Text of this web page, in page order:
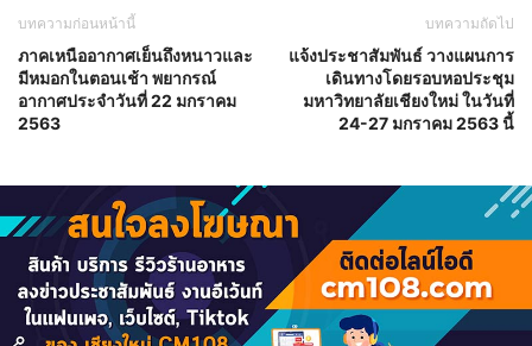
บทความก่อนหน้านี้
ภาคเหนืออากาศเย็นถึงหนาวและ
มีหมอกในตอนเช้า พยากรณ์
อากาศประจำวันที่ 22 มกราคม
2563
บทความถัดไป
แจ้งประชาสัมพันธ์ วางแผนการ
เดินทางโดยรอบหอประชุม
มหาวิทยาลัยเชียงใหม่ ในวันที่
24-27 มกราคม 2563 นี้